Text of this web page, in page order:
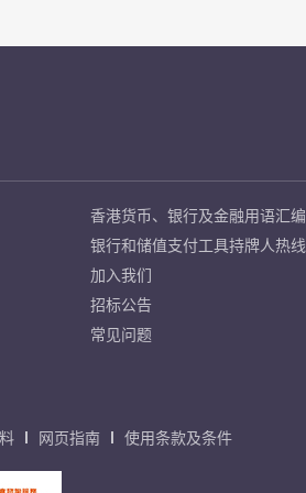
香港货币、银行及金融用语汇编
银行和储值支付工具持牌人热线
加入我们
招标公告
常见问题
网页指南 使用条款及条件